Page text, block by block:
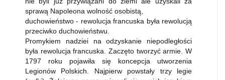
sprawą Napoleona wolność osobistą,
duchowieństwo - rewolucja francuska była rewolucją
przeciwko duchowieństwu.
Promykiem nadziei na odzyskanie niepodległości
była rewolucja francuska. Zaczęto tworzyć armie. W
1797 roku pojawiła się koncepcja utworzenia
Legionów Polskich. Najpierw powstały trzy legie